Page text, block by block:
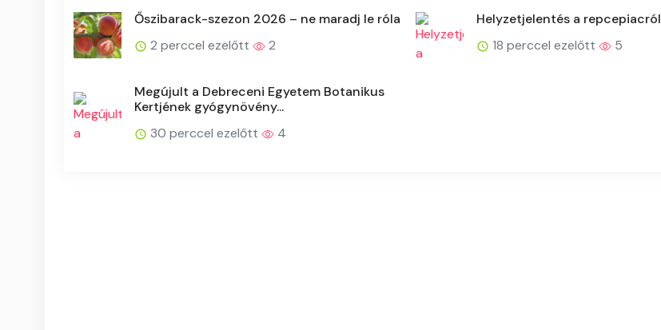
Őszibarack-szezon 2026 – ne maradj le róla
2 perccel ezelőtt
2
Helyzetjelentés a repcepiacról
18 perccel ezelőtt
5
Megújult a Debreceni Egyetem Botanikus
Kertjének gyógynövény...
30 perccel ezelőtt
4